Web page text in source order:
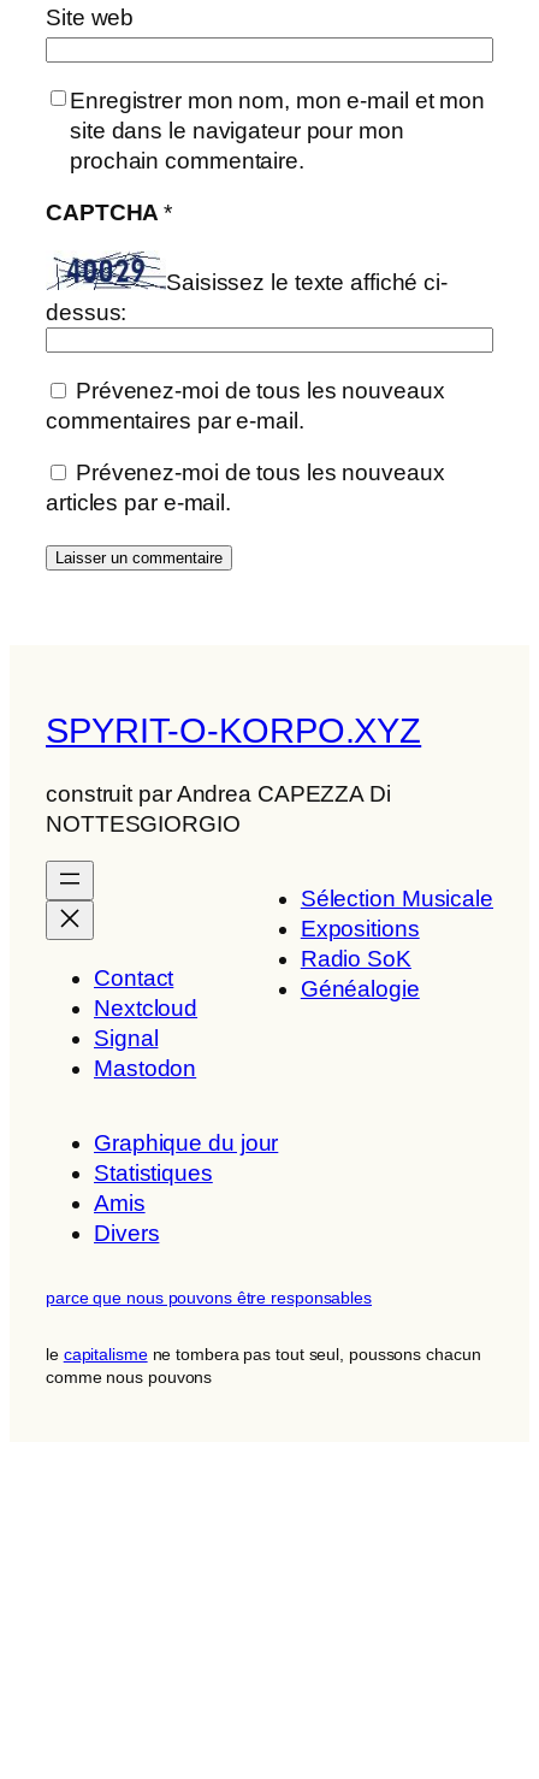
Site web
Enregistrer mon nom, mon e-mail et mon
site dans le navigateur pour mon
prochain commentaire.
CAPTCHA*
Saisissez le texte affiché ci-
dessus:
Prévenez-moi de tous les nouveaux
commentaires par e-mail.
Prévenez-moi de tous les nouveaux
articles par e-mail.
SPYRIT-O-KORPO.XYZ
construit par Andrea CAPEZZA Di
NOTTESGIORGIO
Contact
Nextcloud
Signal
Mastodon
Sélection Musicale
Expositions
Radio SoK
Généalogie
Graphique du jour
Statistiques
Amis
Divers
parce que nous pouvons être responsables
le capitalismene tombera pas tout seul, poussons chacun
comme nous pouvons